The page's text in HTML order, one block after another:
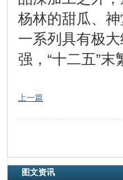
杨林的甜瓜、
一系列具有极
强，“十二五”
上一篇
图文资讯